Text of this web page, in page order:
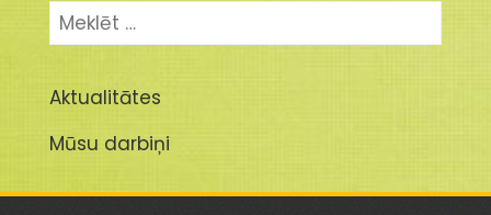
Meklēt:
Aktualitātes
Mūsu darbiņi